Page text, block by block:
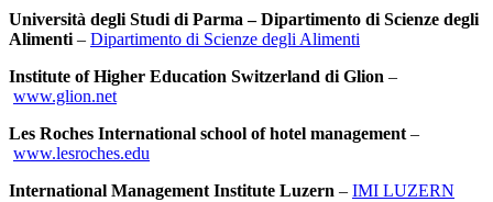
Università degli Studi di Parma – Dipartimento di Scienze degli
Alimenti – Dipartimento di Scienze degli Alimenti
Institute of Higher Education Switzerland di Glion –
www.glion.net
Les Roches International school of hotel management –
www.lesroches.edu
International Management Institute Luzern – IMI LUZERN